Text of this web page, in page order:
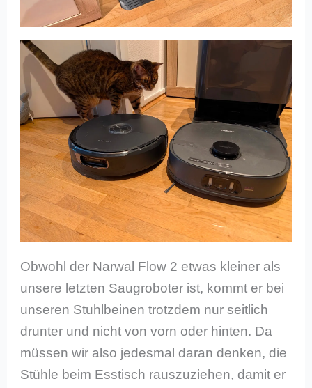
Obwohl der Narwal Flow 2 etwas kleiner als
unsere letzten Saugroboter ist, kommt er bei
unseren Stuhlbeinen trotzdem nur seitlich
drunter und nicht von vorn oder hinten. Da
müssen wir also jedesmal daran denken, die
Stühle beim Esstisch rauszuziehen, damit er